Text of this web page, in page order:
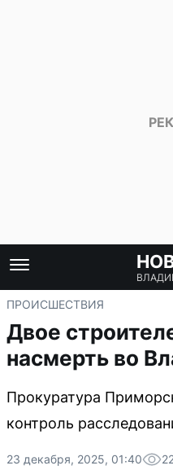
ПРОИСШЕСТВИЯ
Двое
насмерть во
Прокуратура
контроль
23 декабря, 2025, 01:40